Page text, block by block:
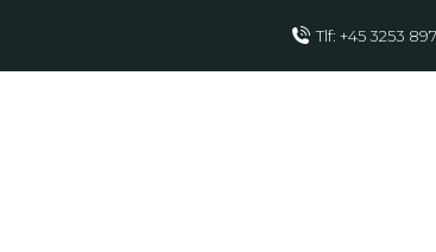
Tlf: +45 3253